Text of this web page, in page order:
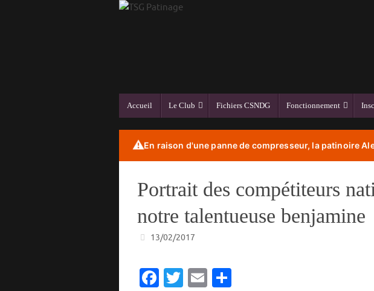
Accueil Le Club Fichiers CSNDG Fonctionnement
⚠️En raison d'une panne de compresseur, la patinoire
Portrait des compétiteurs
notre talentueuse benjamine
13/02/2017
Fa T E